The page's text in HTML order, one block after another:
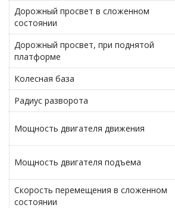
Дорожный просвет в сложенном
состоянии
Дорожный просвет, при поднятой
платформе
Колесная база
Радиус разворота
Мощность двигателя движения
Мощность двигателя подъема
Скорость перемещения в сложенном
состоянии